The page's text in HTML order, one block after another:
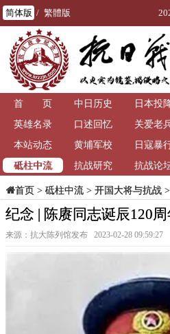
简体版 / 繁體版
首 页 中日历史 日本投
英雄名录
口述回忆 关爱老
本站动态
黄埔军校 日寇暴
砥柱中流
抗战研究 抗战论
首页> 砥柱中流> 开国大将与抗战>
纪念 | 陈赓同志诞辰120
来源：抗大陈列馆发布 2023-02-28 09:59:27